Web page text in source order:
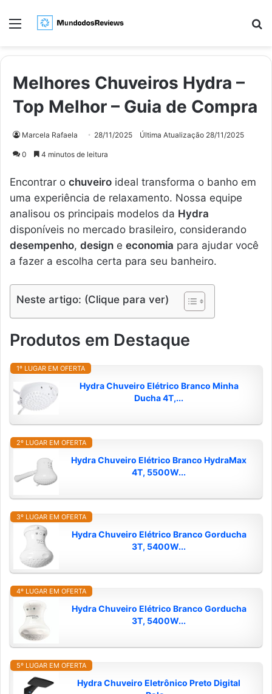
Menu
Melhores Chuveiros Hydra –
Top Melhor – Guia de Compra
Marcela Rafaela 28/11/2025 Última Atualização 28/11/2025
0 4 minutos de leitura
Encontrar o chuveiro ideal transforma o banho em
uma experiência de relaxamento. Nossa equipe
analisou os principais modelos da Hydra
disponíveis no mercado brasileiro, considerando
desempenho, design e economia para ajudar você
a fazer a escolha certa para seu banheiro.
Neste artigo: (Clique para ver)
Produtos em Destaque
1º LUGAR EM OFERTA
Hydra Chuveiro Elétrico Branco Minha
Ducha 4T,...
2º LUGAR EM OFERTA
Hydra Chuveiro Elétrico Branco HydraMax
4T, 5500W...
3º LUGAR EM OFERTA
Hydra Chuveiro Elétrico Branco Gorducha
3T, 5400W...
4º LUGAR EM OFERTA
Hydra Chuveiro Elétrico Branco Gorducha
3T, 5400W...
5º LUGAR EM OFERTA
Hydra Chuveiro Eletrônico Preto Digital